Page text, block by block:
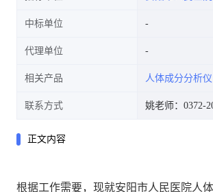
中标单位
代理单位
相关产品 人体成分分析仪
联系方式 姚老师：0372-
正文内容
根据工作需要，现就安阳市人民医院人